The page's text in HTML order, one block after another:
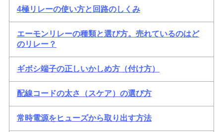
4極リレーの使い方と回路のしくみ
エーモンリレーの種類と選び方。売れているのはど
のリレー？
ギボシ端子の正しいかしめ方（付け方）
配線コードの太さ（スケア）の選び方
常時電源をヒューズから取り出す方法